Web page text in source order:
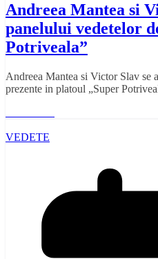
Andreea Mantea si
panelului vedetelor
Potriveala”
Andreea Mantea si Victor Slav se
prezente in platoul „Super
VEDETE